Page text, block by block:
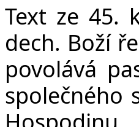
Text ze 45.
dech. Boží
povolává
společného